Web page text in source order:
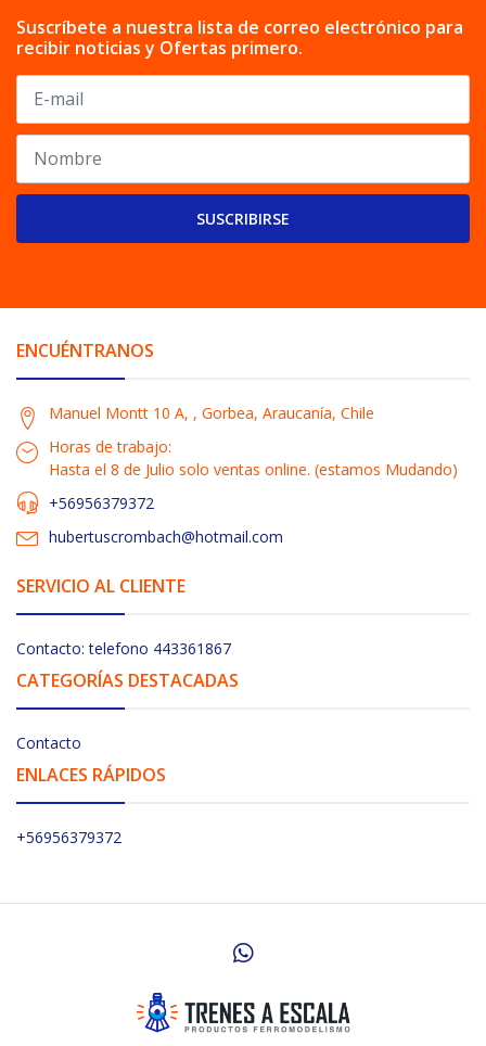
Suscríbete a nuestra lista de correo electrónico para
recibir noticias y Ofertas primero.
SUSCRIBIRSE
ENCUÉNTRANOS
Manuel Montt 10 A, , Gorbea, Araucanía, Chile
Horas de trabajo:
Hasta el 8 de Julio solo ventas online. (estamos Mudando)
+56956379372
hubertuscrombach@hotmail.com
SERVICIO AL CLIENTE
Contacto: telefono 443361867
CATEGORÍAS DESTACADAS
Contacto
ENLACES RÁPIDOS
+56956379372